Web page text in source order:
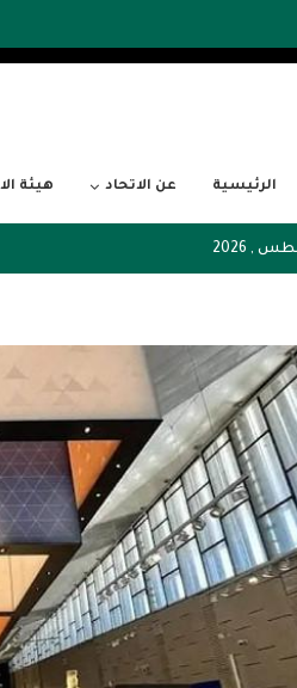
الرئيسية عن الاتحاد هيئة